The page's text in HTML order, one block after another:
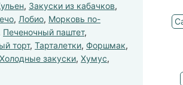
, Закуски из кабачков,
, Лобио, Морковь по-
Печеночный паштет,
торт, Тарталетки, Форшмак,
Холодные закуски, Хумус,